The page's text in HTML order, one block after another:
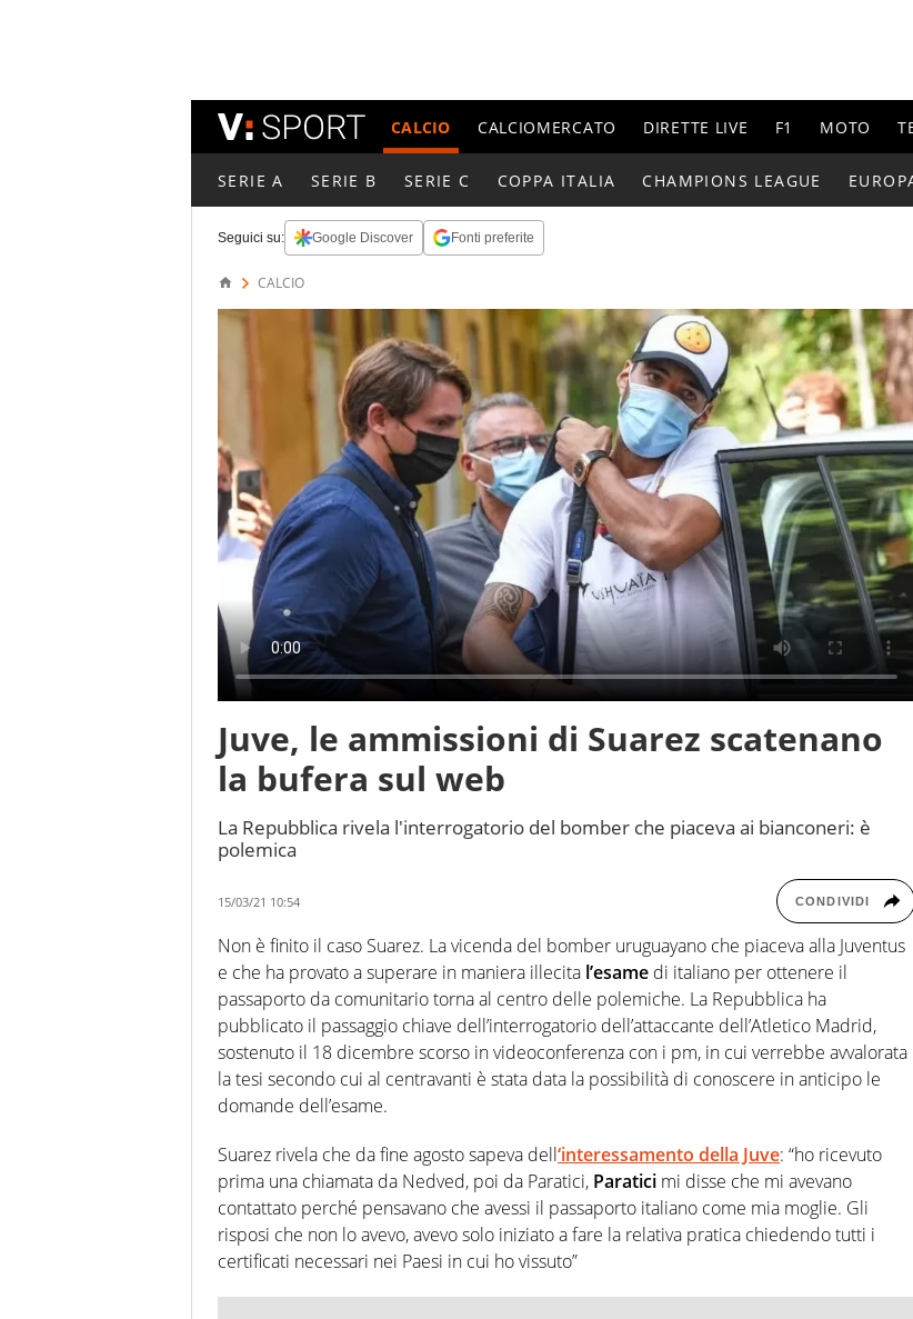
CALCIO CALCIOMERCATO DIRETTE LIVE F1 MOTO
SERIE A SERIE B SERIE C COPPA ITALIA CHAMPIONS LEAGUE
Seguici su: Google Discover Fonti preferite
CALCIO
Juve, le ammissioni di Suarez scatenano
la bufera sul web
La Repubblica rivela l'interrogatorio del bomber che piaceva ai bianconeri: è
polemica
15/03/21 10:54 CONDIVIDI
Non è finito il caso Suarez. La vicenda del bomber uruguayano che piaceva alla Juventus
e che ha provato a superare in maniera illecita l’esame di italiano per ottenere il
passaporto da comunitario torna al centro delle polemiche. La Repubblica ha
pubblicato il passaggio chiave dell’interrogatorio dell’attaccante dell’Atletico Madrid,
sostenuto il 18 dicembre scorso in videoconferenza con i pm, in cui verrebbe avvalorata
la tesi secondo cui al centravanti è stata data la possibilità di conoscere in anticipo le
domande dell’esame.
Suarez rivela che da fine agosto sapeva dell‘interessamento della Juve: “ho ricevuto
prima una chiamata da Nedved, poi da Paratici, Paratici mi disse che mi avevano
contattato perché pensavano che avessi il passaporto italiano come mia moglie. Gli
risposi che non lo avevo, avevo solo iniziato a fare la relativa pratica chiedendo tutti i
certificati necessari nei Paesi in cui ho vissuto”